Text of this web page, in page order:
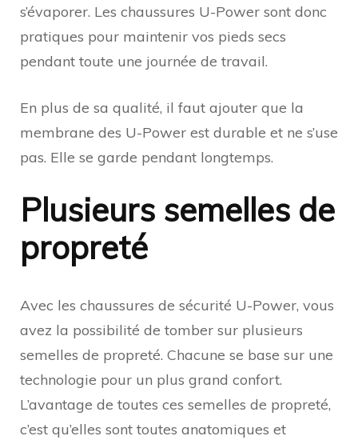
s’évaporer. Les chaussures U-Power sont donc
pratiques pour maintenir vos pieds secs
pendant toute une journée de travail.
En plus de sa qualité, il faut ajouter que la
membrane des U-Power est durable et ne s’use
pas. Elle se garde pendant longtemps.
Plusieurs semelles de
propreté
Avec les chaussures de sécurité U-Power, vous
avez la possibilité de tomber sur plusieurs
semelles de propreté. Chacune se base sur une
technologie pour un plus grand confort.
L’avantage de toutes ces semelles de propreté,
c’est qu’elles sont toutes anatomiques et